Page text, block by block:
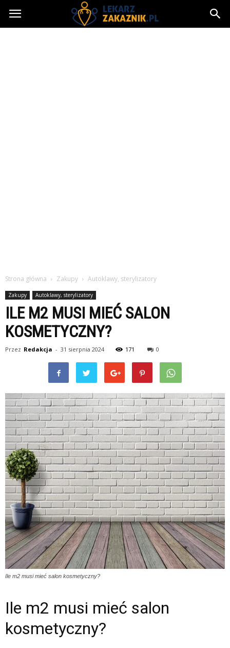
Lekarzzakaznik.pl
Strona główna Zakupy Autoklawy, sterylizatory
Zakupy Autoklawy, sterylizatory
ILE M2 MUSI MIEĆ SALON
KOSMETYCZNY?
Przez Redakcja - 31 sierpnia 2024 171 0
Ile m2 musi mieć salon kosmetyczny?
Ile m2 musi mieć salon
kosmetyczny?